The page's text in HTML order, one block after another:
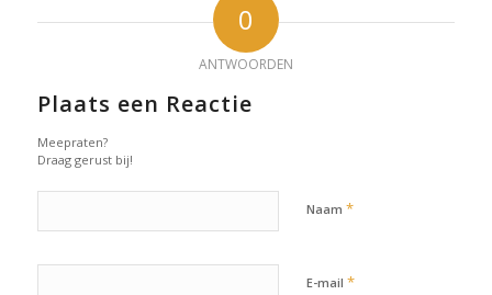
0
ANTWOORDEN
Plaats een Reactie
Meepraten?
Draag gerust bij!
Naam *
E-mail *